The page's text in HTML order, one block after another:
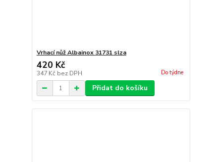
Vrhací nůž Albainox 31731 slza
420 Kč
347 Kč bez DPH Do týdne
Přidat do košíku